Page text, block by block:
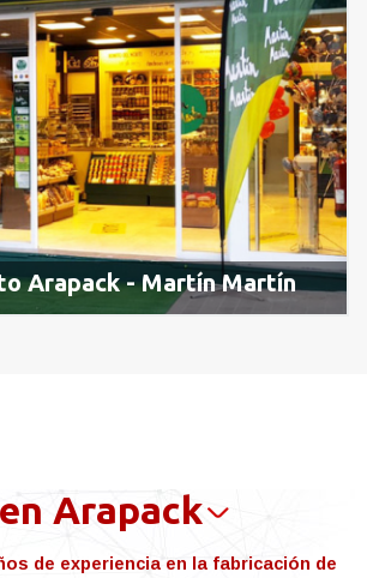
Arapack - Martín Martín
Arapack
de experiencia en la fabricación de